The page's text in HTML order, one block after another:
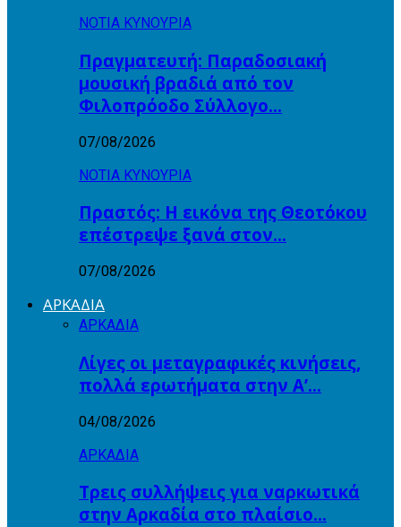
ΝΟΤΙΑ ΚΥΝΟΥΡΙΑ
Πραγματευτή: Παραδοσιακή
μουσική βραδιά από τον
Φιλοπρόοδο Σύλλογο…
07/08/2026
ΝΟΤΙΑ ΚΥΝΟΥΡΙΑ
Πραστός: Η εικόνα της Θεοτόκου
επέστρεψε ξανά στον…
07/08/2026
ΑΡΚΑΔΙΑ
ΑΡΚΑΔΙΑ
Λίγες οι μεταγραφικές κινήσεις,
πολλά ερωτήματα στην Α’…
04/08/2026
ΑΡΚΑΔΙΑ
Τρεις συλλήψεις για ναρκωτικά
στην Αρκαδία στο πλαίσιο…